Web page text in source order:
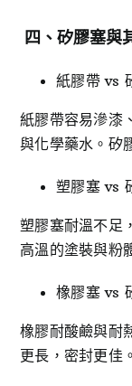
四、矽膠塞與
紙膠帶 vs
紙膠帶容易滲漆
與化學藥水。矽
塑膠塞 vs
塑膠塞耐溫不足
高溫的塗裝與粉
橡膠塞 vs
橡膠耐酸鹼與耐
更長，密封更佳。